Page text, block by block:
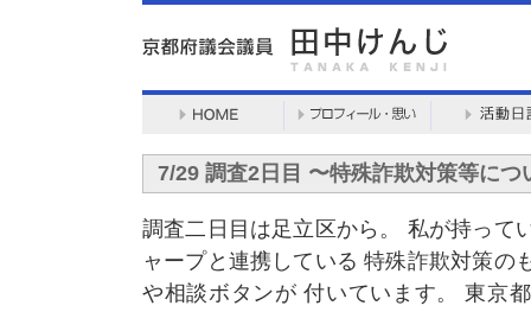
7/29 調査2日目 〜特殊詐欺対策等につ
調査二日目は足立区から。 私が持って
ャープと連携している 特殊詐欺対策の
や相談ボタンが 付いています。 東京